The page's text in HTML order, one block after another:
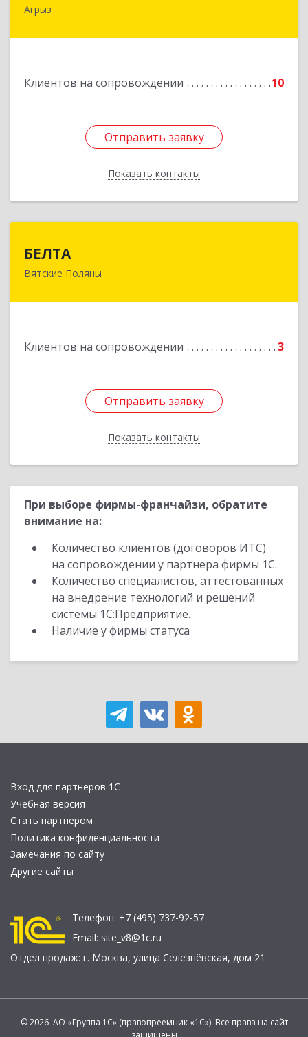
Агрыз
Клиентов на сопровождении 10
Отправить заявку
Показать контакты
Подробнее
Отправить заявку
Назад
БЕЛТА
Вятские Поляны
Клиентов на сопровождении 3
Отправить заявку
Показать контакты
612960, Кировская обл, Вятские Поляны г,
Отправить заявку
Назад
При выборе фирмы-франчайзи, обратите
внимание на:
Количество клиентов (договоров ИТС)
на сопровождении у партнера фирмы 1С.
Количество специалистов, аттестованных
на внедрение технологий и решений
системы 1С:Предприятие.
Наличие у фирмы статуса
Вход для партнеров 1С
Учебная версия
Стать партнером
Политика конфиденциальности
Замечания по сайту
Другие сайты
Телефон: +7 (495) 737-92-57
Email: site_v8@1c.ru
Отдел продаж: г. Москва, улица Селезнёвская, дом 21
© 2026 АО «Группа 1С» (правопреемник «1С»). Все права на сайт